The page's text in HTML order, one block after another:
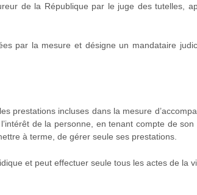
de la République par le juge des tutelles,
par la mesure et désigne un mandataire
prestations incluses dans la mesure
de la personne, en tenant compte de
à terme, de gérer seule ses prestations.
et peut effectuer seule tous les actes de la